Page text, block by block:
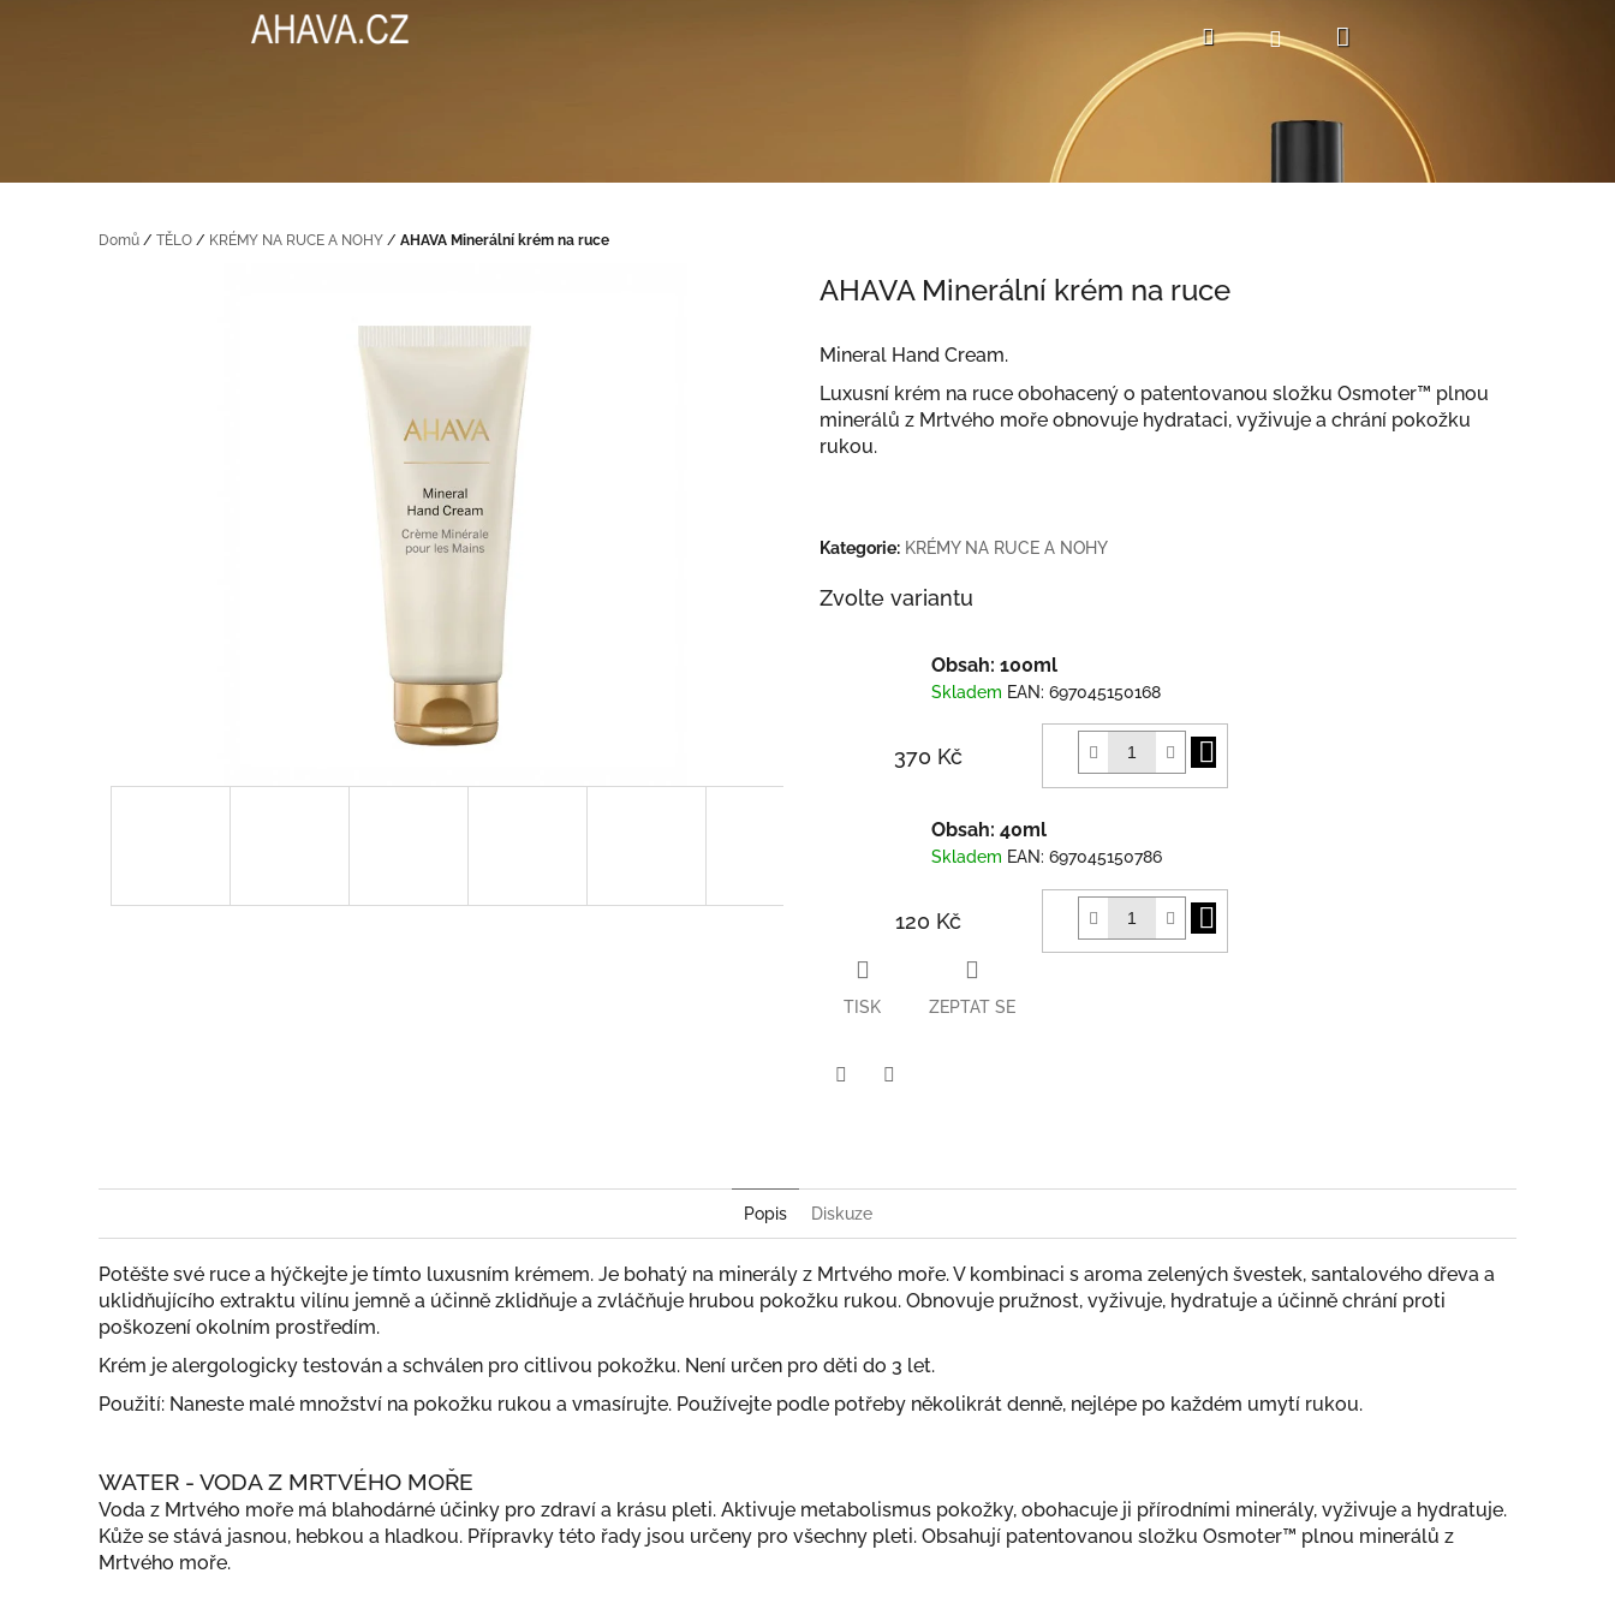
HledatPřihlášeníNákupní
košík
Domů / TĚLO / KRÉMY NA RUCE A NOHY / AHAVA Minerální krém na ruce
AHAVA Minerální krém na ruce
Mineral Hand Cream.
Luxusní krém na ruce obohacený o patentovanou složku Osmoter™ plnou
minerálů z Mrtvého moře obnovuje hydrataci, vyživuje a chrání pokožku
rukou.
Kategorie: KRÉMY NA RUCE A NOHY
Zvolte variantu
Obsah: 100ml
Skladem EAN: 697045150168
370 Kč
košíku
Obsah: 40ml
Skladem EAN: 697045150786
120 Kč
košíku
TISK ZEPTAT SE
Popis Diskuze
Potěšte své ruce a hýčkejte je tímto luxusním krémem. Je bohatý na minerály z Mrtvého moře. V kombinaci s aroma zelených švestek, santalového dřeva a
uklidňujícího extraktu vilínu jemně a účinně zklidňuje a zvláčňuje hrubou pokožku rukou. Obnovuje pružnost, vyživuje, hydratuje a účinně chrání proti
poškození okolním prostředím.
Krém je alergologicky testován a schválen pro citlivou pokožku. Není určen pro děti do 3 let.
Použití: Naneste malé množství na pokožku rukou a vmasírujte. Používejte podle potřeby několikrát denně, nejlépe po každém umytí rukou.
WATER - VODA Z MRTVÉHO MOŘE
Voda z Mrtvého moře má blahodárné účinky pro zdraví a krásu pleti. Aktivuje metabolismus pokožky, obohacuje ji přírodními minerály, vyživuje a hydratuje.
Kůže se stává jasnou, hebkou a hladkou. Přípravky této řady jsou určeny pro všechny pleti. Obsahují patentovanou složku Osmoter™ plnou minerálů z
Mrtvého moře.